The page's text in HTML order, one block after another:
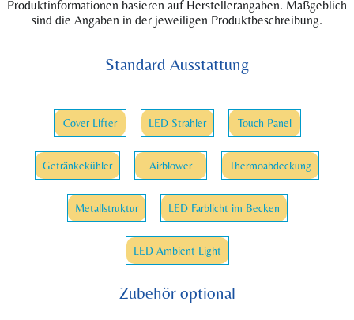
Produktinformationen basieren auf Herstellerangaben. Maßgeblich
sind die Angaben in der jeweiligen Produktbeschreibung.
Standard Ausstattung
Cover Lifter LED Strahler Touch Panel
Getränkekühler Airblower Thermoabdeckung
Metallstruktur LED Farblicht im Becken
LED Ambient Light
Zubehör optional